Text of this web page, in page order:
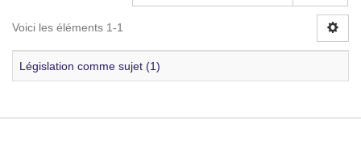
Voici les éléments 1-1
Législation comme sujet (1)